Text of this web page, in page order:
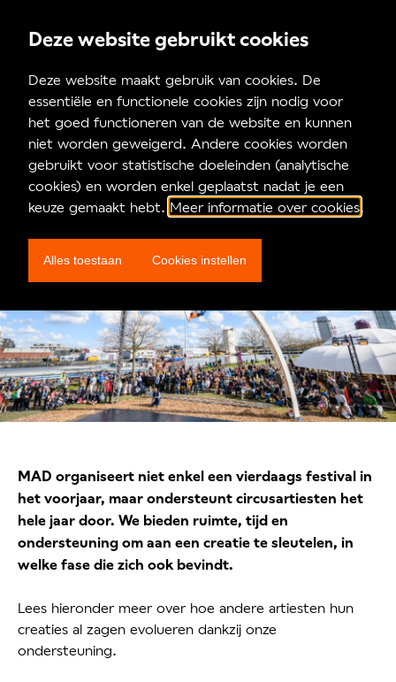
Deze website gebruikt cookies
Deze website maakt gebruik van cookies. De
essentiële en functionele cookies zijn nodig voor
het goed functioneren van de website en kunnen
niet worden geweigerd. Andere cookies worden
gebruikt voor statistische doeleinden (analytische
cookies) en worden enkel geplaatst nadat je een
keuze gemaakt hebt. Meer informatie over cookies.
Alles toestaan Cookies instellen
Over MAD Festival
Residenties
MAD organiseert niet enkel een vierdaags festival in
het voorjaar, maar ondersteunt circusartiesten het
hele jaar door. We bieden ruimte, tijd en
ondersteuning om aan een creatie te sleutelen, in
welke fase die zich ook bevindt.
Lees hieronder meer over hoe andere artiesten hun
creaties al zagen evolueren dankzij onze
ondersteuning.